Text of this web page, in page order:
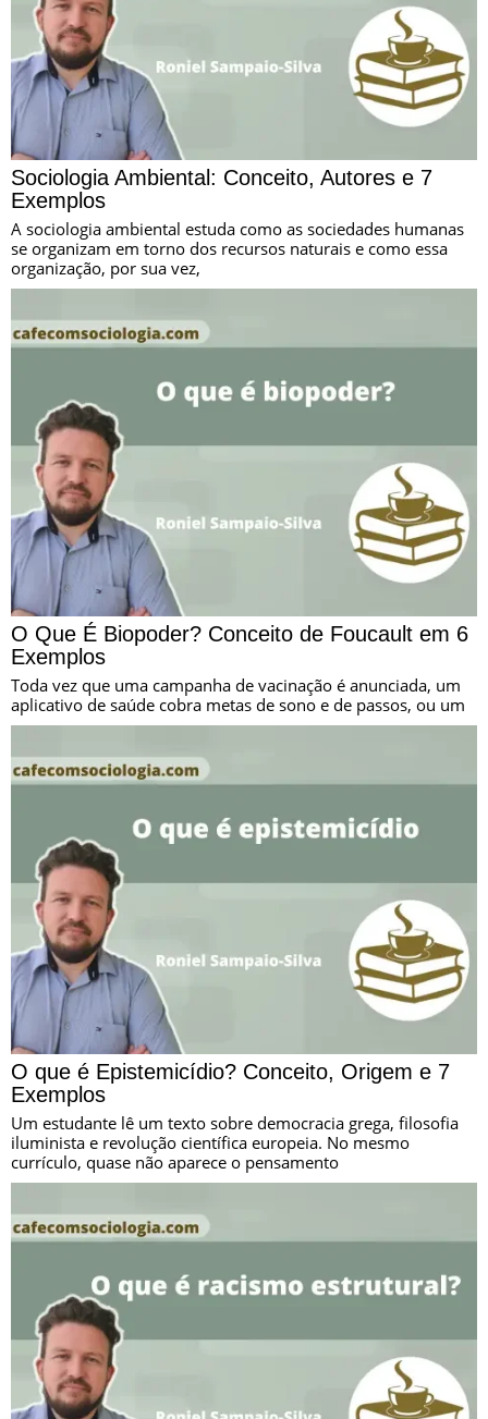
Sociologia Ambiental: Conceito, Autores e 7
Exemplos
A sociologia ambiental estuda como as sociedades humanas
se organizam em torno dos recursos naturais e como essa
organização, por sua vez,
O Que É Biopoder? Conceito de Foucault em 6
Exemplos
Toda vez que uma campanha de vacinação é anunciada, um
aplicativo de saúde cobra metas de sono e de passos, ou um
O que é Epistemicídio? Conceito, Origem e 7
Exemplos
Um estudante lê um texto sobre democracia grega, filosofia
iluminista e revolução científica europeia. No mesmo
currículo, quase não aparece o pensamento